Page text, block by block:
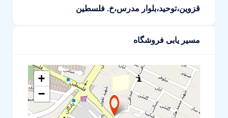
قزوین،توحید،بلوار مدرس،خ. فلسطین
مسیر یابی فروشگاه
+
−